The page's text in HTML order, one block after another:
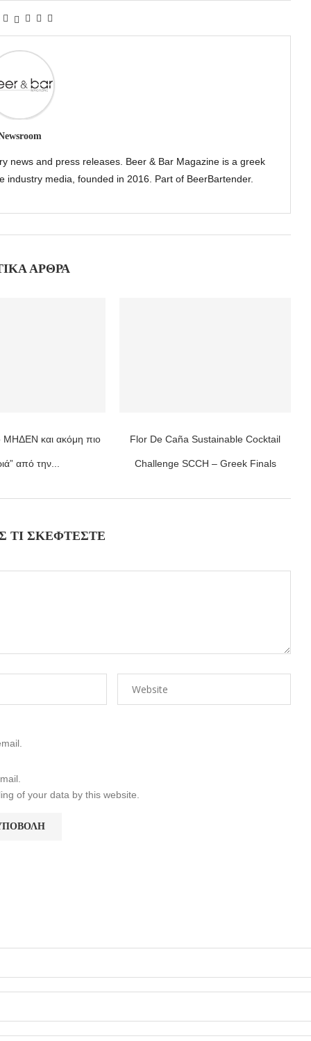
news and press releases. Beer & Bar Magazine is a greek
industry media, founded in 2016. Part of BeerBartender.
ΆΡΘΡΑ
ΜΗΔΕΝ και ακόμη πιο
από την...
Flor De Caña Sustainable Cocktail
Challenge SCCH – Greek Finals
ΤΙ ΣΚΈΦΤΕΣΤΕ
of your data by this website.